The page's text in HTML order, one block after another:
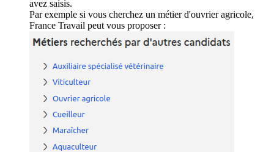
avez saisis.
Par exemple si vous cherchez un métier d'ouvrier agricole,
France Travail peut vous proposer :